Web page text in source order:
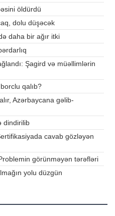
öldürdü
dolu düşəcək
daha bir ağır itki
Şagird və müəllimlərin
qalıb?
Azərbaycana gəlib-
dindirilib
cavab gözləyən
görünməyən tərəfləri
yolu düzgün